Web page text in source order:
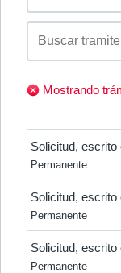
Mostrando
Solicitud,
Permanente
Solicitud,
Permanente
Solicitud,
Permanente